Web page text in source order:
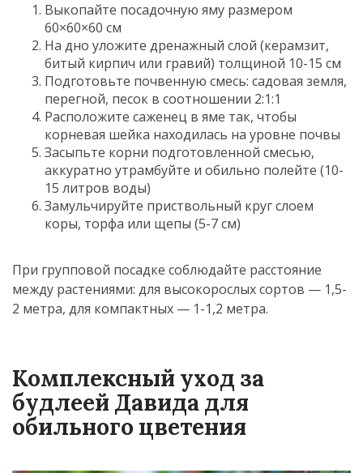
Выкопайте посадочную яму размером
60×60×60 см
На дно уложите дренажный слой (керамзит,
битый кирпич или гравий) толщиной 10-15 см
Подготовьте почвенную смесь: садовая земля,
перегной, песок в соотношении 2:1:1
Расположите саженец в яме так, чтобы
корневая шейка находилась на уровне почвы
Засыпьте корни подготовленной смесью,
аккуратно утрамбуйте и обильно полейте (10-
15 литров воды)
Замульчируйте приствольный круг слоем
коры, торфа или щепы (5-7 см)
При групповой посадке соблюдайте расстояние
между растениями: для высокорослых сортов — 1,5-
2 метра, для компактных — 1-1,2 метра.
Комплексный уход за
будлеей Давида для
обильного цветения